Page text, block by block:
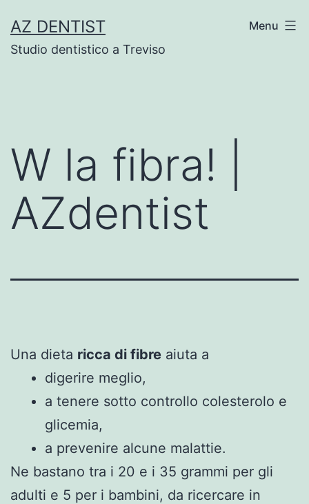
to
content
AZ DENTIST
Studio dentistico a Treviso
Menu
W la fibra! |
AZdentist
Una dieta ricca di fibre aiuta a
digerire meglio,
a tenere sotto controllo colesterolo e
glicemia,
a prevenire alcune malattie.
Ne bastano tra i 20 e i 35 grammi per gli
adulti e 5 per i bambini, da ricercare in